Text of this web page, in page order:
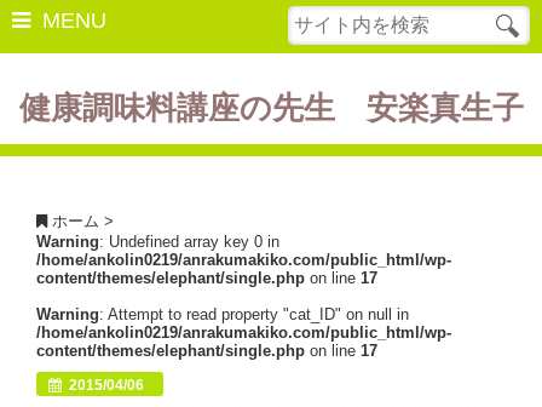
MENU
開催中の講座
ダイエット
レシピ
酵素ファスティング
健康調味料講座の先生 安楽真生子
ホーム >
Warning: Undefined array key 0 in
/home/ankolin0219/anrakumakiko.com/public_html/wp-
content/themes/elephant/single.php on line 17
Warning: Attempt to read property "cat_ID" on null in
/home/ankolin0219/anrakumakiko.com/public_html/wp-
content/themes/elephant/single.php on line 17
2015/04/06